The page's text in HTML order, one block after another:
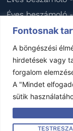
Fontosnak
A böngészési
hirdetések vagy
forgalom
A "Mindet
sütik
Éves beszámoló
Éves beszámoló
Éves beszámoló
Minden jog